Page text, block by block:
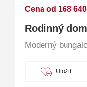
Cena od 168
Rodinný
Moderný
Uložiť